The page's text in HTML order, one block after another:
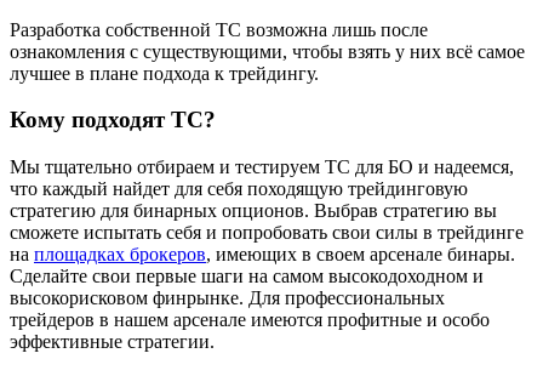
Разработка собственной ТС возможна лишь после
ознакомления с существующими, чтобы взять у них всё самое
лучшее в плане подхода к трейдингу.
Кому подходят ТС?
Мы тщательно отбираем и тестируем ТС для БО и надеемся,
что каждый найдет для себя походящую трейдинговую
стратегию для бинарных опционов. Выбрав стратегию вы
сможете испытать себя и попробовать свои силы в трейдинге
на площадках брокеров, имеющих в своем арсенале бинары.
Сделайте свои первые шаги на самом высокодоходном и
высокорисковом финрынке. Для профессиональных
трейдеров в нашем арсенале имеются профитные и особо
эффективные стратегии.